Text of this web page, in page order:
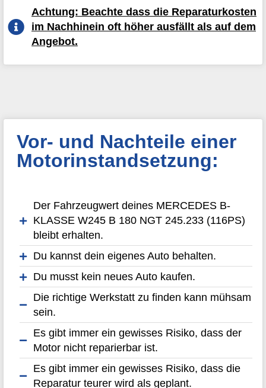
Achtung: Beachte dass die Reparaturkosten
im Nachhinein oft höher ausfällt als auf dem
Angebot.
Vor- und Nachteile einer
Motorinstandsetzung:
Der Fahrzeugwert deines MERCEDES B-
KLASSE W245 B 180 NGT 245.233 (116PS)
bleibt erhalten.
Du kannst dein eigenes Auto behalten.
Du musst kein neues Auto kaufen.
Die richtige Werkstatt zu finden kann mühsam
sein.
Es gibt immer ein gewisses Risiko, dass der
Motor nicht reparierbar ist.
Es gibt immer ein gewisses Risiko, dass die
Reparatur teurer wird als geplant.